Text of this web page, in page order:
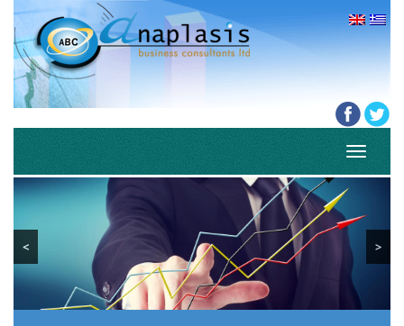
Toggle
< >